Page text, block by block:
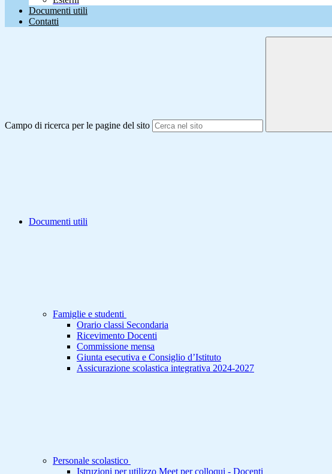
Documenti utili
Contatti
Campo di ricerca per le pagine del sito
Documenti utili
Famiglie e studenti
Orario classi Secondaria
Ricevimento Docenti
Commissione mensa
Giunta esecutiva e Consiglio d’Istituto
Assicurazione scolastica integrativa 2024-2027
Personale scolastico
Istruzioni per utilizzo Meet per colloqui - Docenti